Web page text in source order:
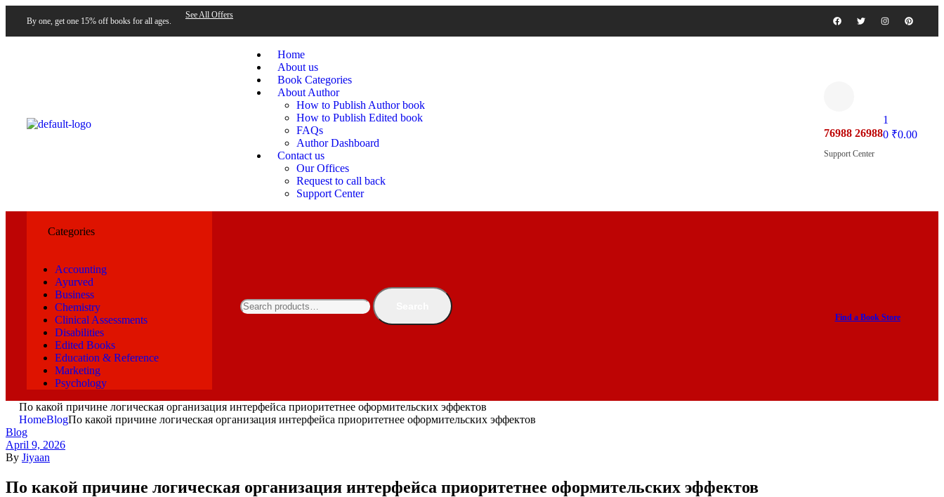
By one, get one 15% off books for all ages.
See All Offers
Home
About us
Book Categories
About Author
How to Publish Author book
How to Publish Edited book
FAQs
Author Dashboard
Contact us
Our Offices
Request to call back
Support Center
76988 26988
Support Center
1
0 ₹0.00
Categories
Accounting
Ayurved
Business
Chemistry
Clinical Assessments
Disabilities
Edited Books
Education & Reference
Marketing
Psychology
Find a Book Store
По какой причине логическая организация интерфейса приоритетнее оформительских эффектов
HomeBlogПо какой причине логическая организация интерфейса приоритетнее оформительских эффектов
Blog
April 9, 2026
By Jiyaan
По какой причине логическая организация интерфейса приоритетнее оформительских эффектов